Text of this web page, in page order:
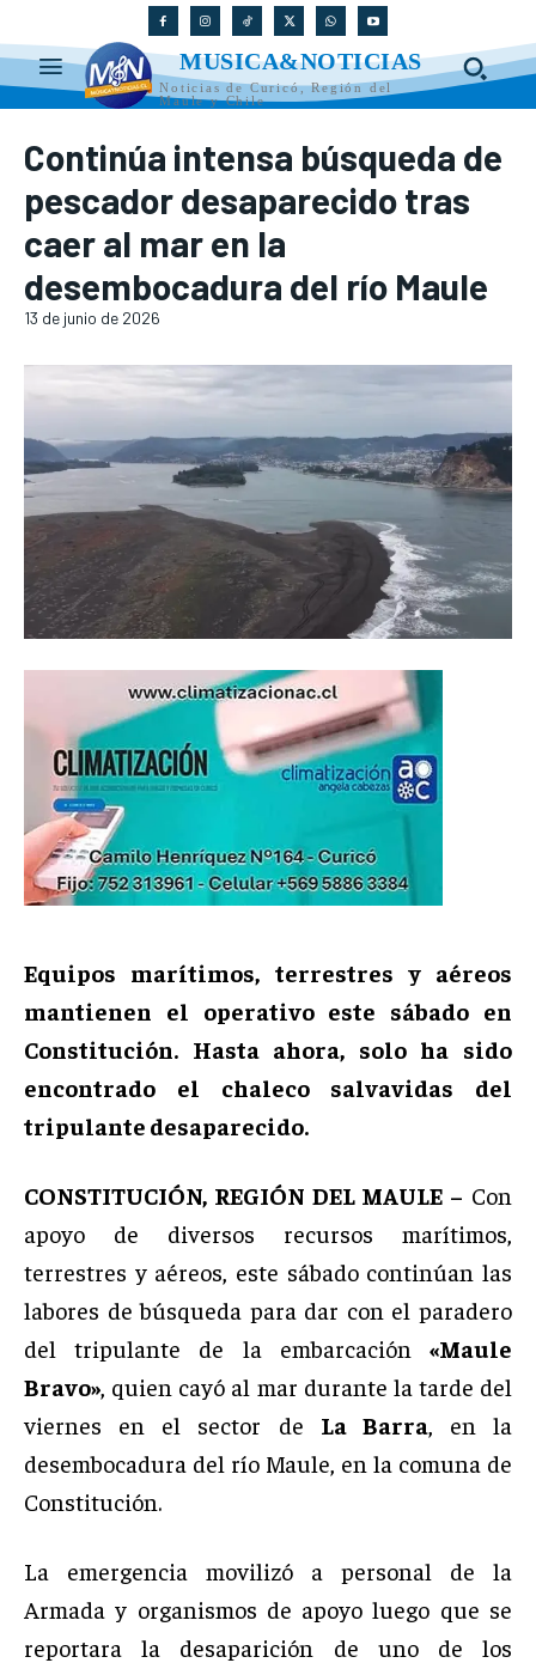
MUSICA&NOTICIAS
Noticias de Curicó, Región del
Maule y Chile
Continúa intensa búsqueda de
pescador desaparecido tras
caer al mar en la
desembocadura del río Maule
13 de junio de 2026
Equipos marítimos, terrestres y aéreos
mantienen el operativo este sábado en
Constitución. Hasta ahora, solo ha sido
encontrado el chaleco salvavidas del
tripulante desaparecido.
CONSTITUCIÓN, REGIÓN DEL MAULE – Con
apoyo de diversos recursos marítimos,
terrestres y aéreos, este sábado continúan las
labores de búsqueda para dar con el paradero
del tripulante de la embarcación «Maule
Bravo», quien cayó al mar durante la tarde del
viernes en el sector de La Barra, en la
desembocadura del río Maule, en la comuna de
Constitución.
La emergencia movilizó a personal de la
Armada y organismos de apoyo luego que se
reportara la desaparición de uno de los